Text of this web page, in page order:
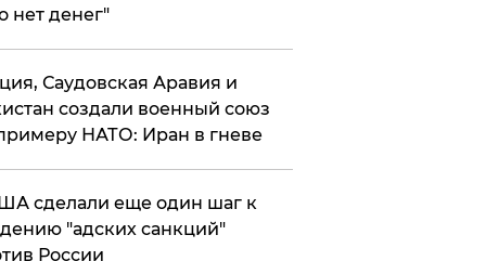
нет денег"
Саудовская Аравия и
создали военный союз
НАТО: Иран в гневе
сделали еще один шаг к
"адских санкций"
России